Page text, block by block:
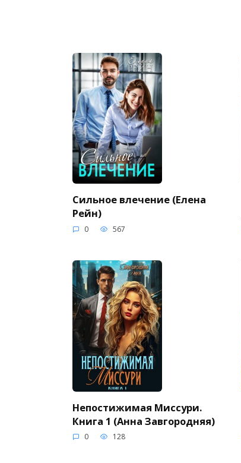
Сильное влечение (Елена
Рейн)
0 567
Непостижимая Миссури.
Книга 1 (Анна Завгородняя)
0 128